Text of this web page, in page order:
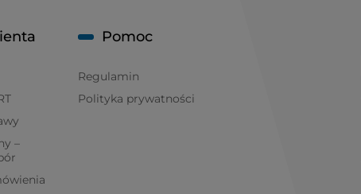
–
Pomoc
Regulamin
Polityka prywatności